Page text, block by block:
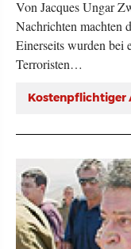
Von Jacques Ungar
Nachrichten machten
Einerseits wurden bei
Terroristen…
Kostenpflichtiger